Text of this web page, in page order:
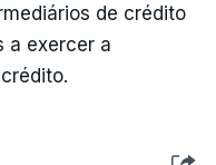
de crédito
a exercer a